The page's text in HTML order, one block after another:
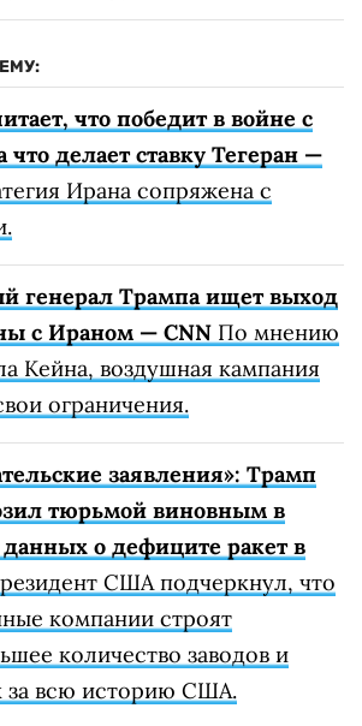
что победит в войне с
делает ставку Тегеран —
Ирана сопряжена с
генерал Трампа ищет выход
с Ираном — CNN По мнению
Кейна, воздушная кампания
ограничения.
заявления»: Трамп
тюрьмой виновным в
данных о дефиците ракет в
США подчеркнул, что
компании строят
количество заводов и
за всю историю США.